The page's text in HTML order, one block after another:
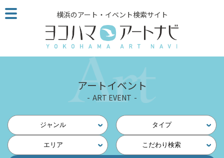
こ
の
ジ
読
他
横浜のアート・イベント検索サイト
アートイベント
ART EVENT
ジャンル タイプ
エリア こだわり検索